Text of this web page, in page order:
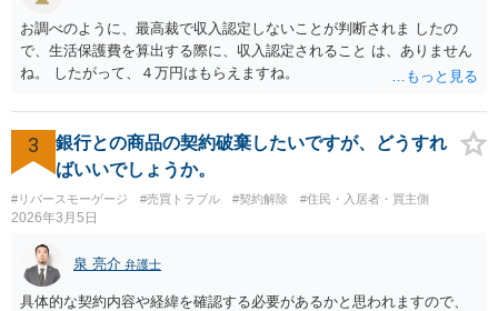
お調べのように、最高裁で収入認定しないことが判断されま したの
で、生活保護費を算出する際に、収入認定されること は、ありません
ね。 したがって、４万円はもらえますね。
3
銀行との商品の契約破棄したいですが、どうすれ
ばいいでしょうか。
#リバースモーゲージ #売買トラブル #契約解除 #住民・入居者・買主側
2026年3月5日
泉 亮介 弁護士
具体的な契約内容や経緯を確認する必要があるかと思われますので、